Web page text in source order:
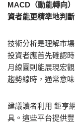
MACD（動能轉向
資者能更精準地判
技術分析是理解市
投資者應首先確認
月線圖則能展現宏
趨勢線時，通常意
建議讀者利用 鉅亨
具。這些平台提供